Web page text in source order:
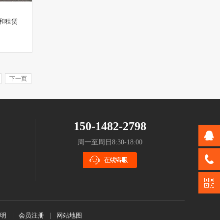
租赁
下一页
150-1482-2798
周一至周日8:30-18:00
会员注册 网站地图